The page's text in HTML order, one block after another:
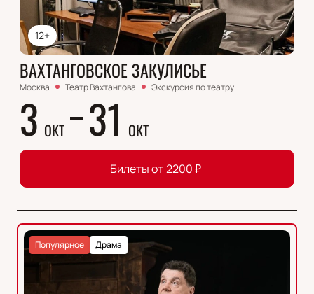
12+
ВАХТАНГОВСКОЕ ЗАКУЛИСЬЕ
Москва Театр Вахтангова Экскурсия по театру
3 ОКТ 31 ОКТ
Билеты от2200₽
Драма
Популярное